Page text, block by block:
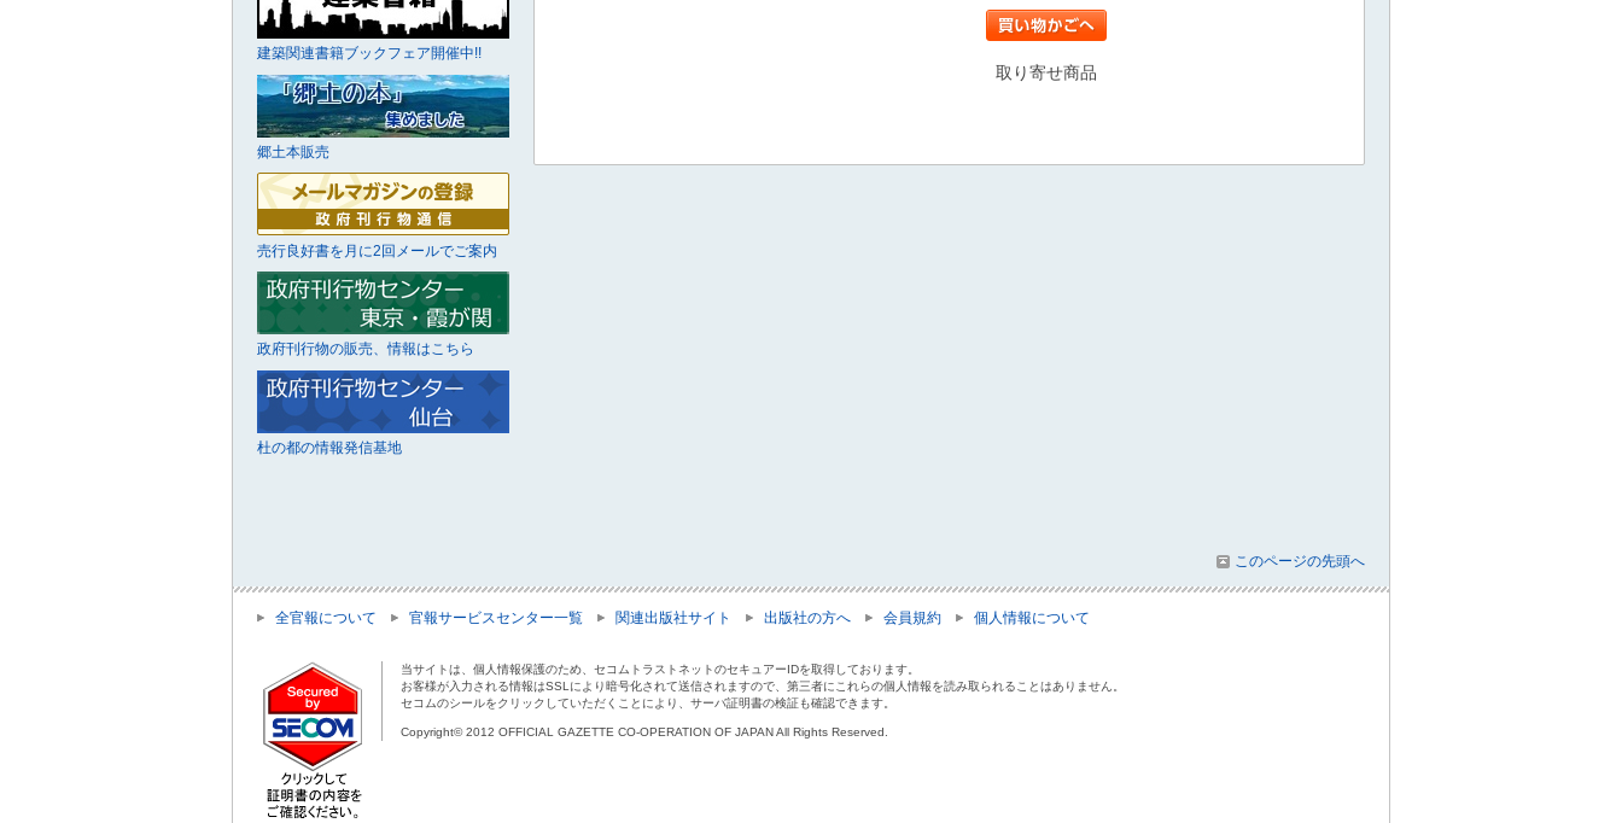
取り寄せ商品
建築関連書籍ブックフェア開催中!!
郷土本販売
売行良好書を月に2回メールでご案内
政府刊行物の販売、情報はこちら
杜の都の情報発信基地
このページの先頭へ
全官報について 官報サービスセンター一覧 関連出版社サイト 出版社の方へ 会員規約 個人情報について
当サイトは、個人情報保護のため、セコムトラストネットのセキュアーIDを取得しております。
お客様が入力される情報はSSLにより暗号化されて送信されますので、第三者にこれらの個人情報を読み取られることはありません。
セコムのシールをクリックしていただくことにより、サーバ証明書の検証も確認できます。
Copyright© 2012 OFFICIAL GAZETTE CO-OPERATION OF JAPAN All Rights Reserved.